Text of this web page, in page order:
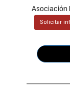
Solicitar